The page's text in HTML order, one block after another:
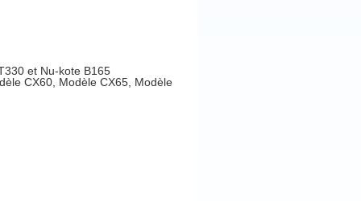
et Nu-kote B165
CX60, Modèle CX65, Modèle